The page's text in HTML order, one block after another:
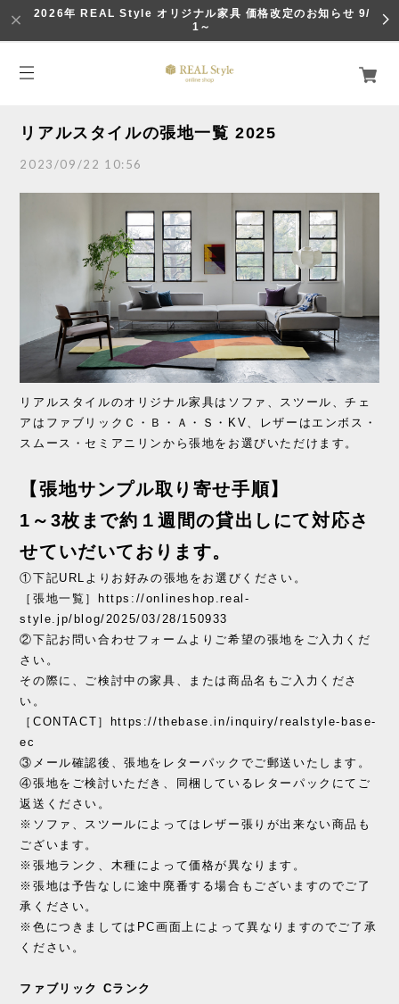
2026年 REAL Style オリジナル家具 価格改定のお知らせ 9/
1～
リアルスタイルの張地一覧 2025
2023/09/22 10:56
リアルスタイルのオリジナル家具はソファ、スツール、チェ
アはファブリックＣ・Ｂ・Ａ・Ｓ・KV、レザーはエンボス・
スムース・セミアニリンから張地をお選びいただけます。
【張地サンプル取り寄せ手順】
1～3枚まで約１週間の貸出しにて対応さ
せていだいております。
①下記URLよりお好みの張地をお選びください。
［張地一覧］https://onlineshop.real-
style.jp/blog/2025/03/28/150933
②下記お問い合わせフォームよりご希望の張地をご入力くだ
さい。
その際に、ご検討中の家具、または商品名もご入力くださ
い。
［CONTACT］https://thebase.in/inquiry/realstyle-base-
ec
③メール確認後、張地をレターパックでご郵送いたします。
④張地をご検討いただき、同梱しているレターパックにてご
返送ください。
※ソファ、スツールによってはレザー張りが出来ない商品も
ございます。
※張地ランク、木種によって価格が異なります。
※張地は予告なしに途中廃番する場合もございますのでご了
承ください。
※色につきましてはPC画面上によって異なりますのでご了承
ください。
ファブリック Cランク